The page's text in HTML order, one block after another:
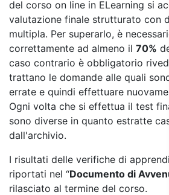
del corso on line in ELearning si
valutazione finale strutturato con
multipla. Per superarlo, è
correttamente ad almeno il 70%
caso contrario è obbligatorio
trattano le domande alle quali
errate e quindi effettuare
Ogni volta che si effettua il test
sono diverse in quanto estratte
dall'archivio.
I risultati delle verifiche di
riportati nel “Documento di
rilasciato al termine del corso.